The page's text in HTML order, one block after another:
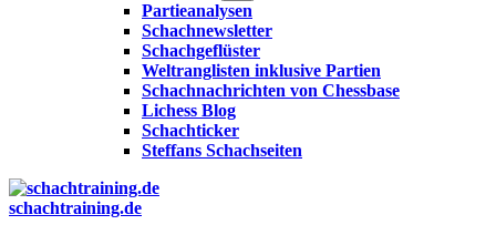
Partieanalysen
Schachnewsletter
Schachgeflüster
Weltranglisten inklusive Partien
Schachnachrichten von Chessbase
Lichess Blog
Schachticker
Steffans Schachseiten
schachtraining.de